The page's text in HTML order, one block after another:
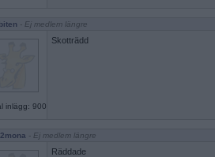
- Ej medlem längre
inlägg: 900
Skotträdd
- Ej medlem längre
Räddade